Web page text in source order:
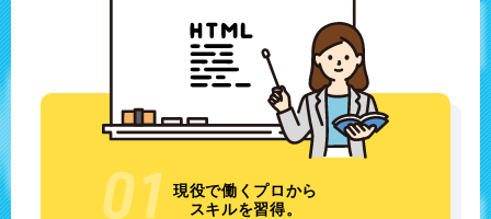
現役で働くプロから
スキルを習得。